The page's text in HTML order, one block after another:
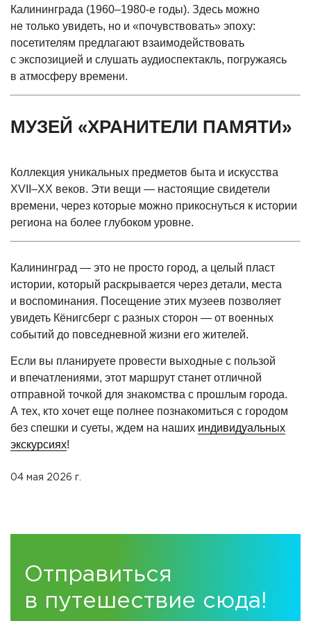
Калининграда (1960–1980-е годы). Здесь можно
не только увидеть, но и «почувствовать» эпоху:
посетителям предлагают взаимодействовать
с экспозицией и слушать аудиоспектакль, погружаясь
в атмосферу времени.
МУЗЕЙ «ХРАНИТЕЛИ ПАМЯТИ»
Коллекция уникальных предметов быта и искусства
XVII–XX веков. Эти вещи — настоящие свидетели
времени, через которые можно прикоснуться к истории
региона на более глубоком уровне.
Калининград — это не просто город, а целый пласт
истории, который раскрывается через детали, места
и воспоминания. Посещение этих музеев позволяет
увидеть Кёнигсберг с разных сторон — от военных
событий до повседневной жизни его жителей.
Если вы планируете провести выходные с пользой
и впечатлениями, этот маршрут станет отличной
отправной точкой для знакомства с прошлым города.
А тех, кто хочет еще полнее познакомиться с городом
без спешки и суеты, ждем на наших индивидуальных
экскурсиях!
04 мая 2026 г.
Отправиться
в путешествие сюда!